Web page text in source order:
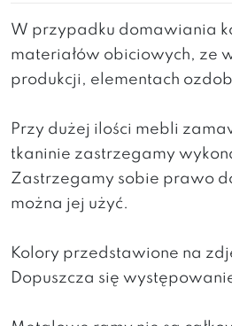
W przypadku domawiania
materiałów obiciowych, ze
produkcji, elementach
Przy dużej ilości mebli
tkaninie zastrzegamy
Zastrzegamy sobie prawo
można jej użyć.
Kolory przedstawione na
Dopuszcza się